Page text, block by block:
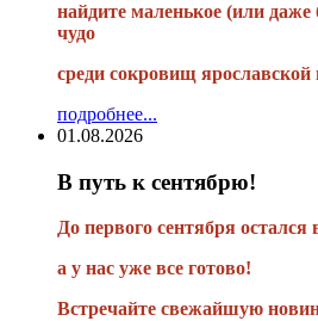
найдите маленькое (или даже
чудо
среди сокровищ
подробнее...
01.08.2026
В путь к сентябрю!
До первого сентября остался
а у нас уже все готово!
Встречайте свежайшую